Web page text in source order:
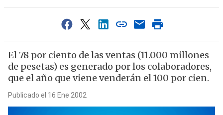
El 78 por ciento de las ventas (11.000 millones
de pesetas) es generado por los colaboradores,
que el año que viene venderán el 100 por cien.
Publicado el 16 Ene 2002